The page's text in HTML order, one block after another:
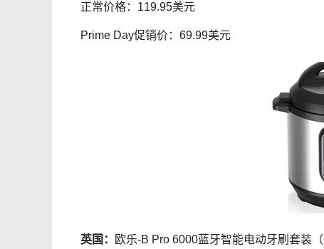
正常价格：119.95美元
Prime Day促销价：69.99美元
英国：
欧乐-B Pro 6000蓝牙智能电动牙刷套装